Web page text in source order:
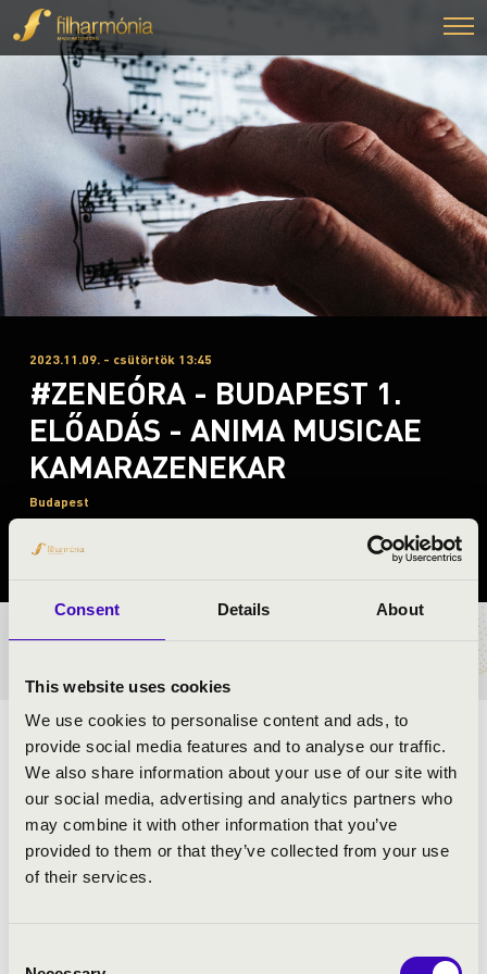
Consent Details About
This website uses cookies
We use cookies to personalise content and ads, to
provide social media features and to analyse our traffic.
We also share information about your use of our site with
our social media, advertising and analytics partners who
may combine it with other information that you’ve
provided to them or that they’ve collected from your use
of their services.
2023.11.09. - csütörtök 13:45
#ZENEÓRA - BUDAPEST 1.
ELŐADÁS - ANIMA MUSICAE
KAMARAZENEKAR
Budapest
Pest vármegye
TÁNCOK, NÉPSZERŰ SLÁGEREK MAGYAR
KÖNTÖSBEN!
ELŐADÓK: